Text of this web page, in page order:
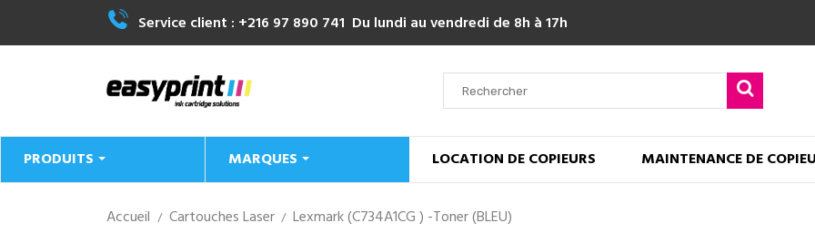
Service client : +216 97 890 741 Du lundi au vendredi de 8h à 17h
PRODUITS MARQUES LOCATION DE COPIEURS MAINTENANCE DE
Accueil Cartouches Laser Lexmark (C734A1CG ) -Toner (BLEU)